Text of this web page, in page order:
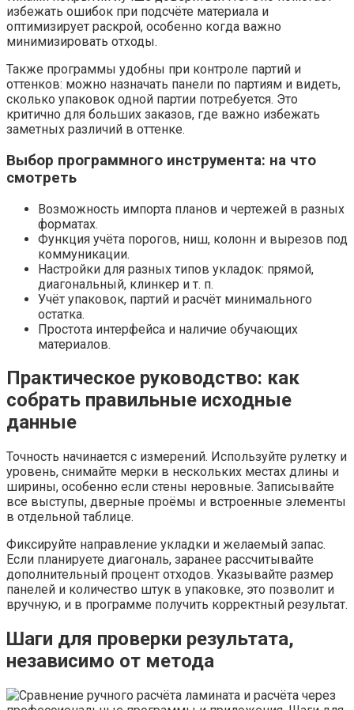
избежать ошибок при подсчёте материала и
оптимизирует раскрой, особенно когда важно
минимизировать отходы.
Также программы удобны при контроле партий и
оттенков: можно назначать панели по партиям и видеть,
сколько упаковок одной партии потребуется. Это
критично для больших заказов, где важно избежать
заметных различий в оттенке.
Выбор программного инструмента: на что
смотреть
Возможность импорта планов и чертежей в разных
форматах.
Функция учёта порогов, ниш, колонн и вырезов под
коммуникации.
Настройки для разных типов укладок: прямой,
диагональный, клинкер и т. п.
Учёт упаковок, партий и расчёт минимального
остатка.
Простота интерфейса и наличие обучающих
материалов.
Практическое руководство: как
собрать правильные исходные
данные
Точность начинается с измерений. Используйте рулетку и
уровень, снимайте мерки в нескольких местах длины и
ширины, особенно если стены неровные. Записывайте
все выступы, дверные проёмы и встроенные элементы
в отдельной таблице.
Фиксируйте направление укладки и желаемый запас.
Если планируете диагональ, заранее рассчитывайте
дополнительный процент отходов. Указывайте размер
панелей и количество штук в упаковке, это позволит и
вручную, и в программе получить корректный результат.
Шаги для проверки результата,
независимо от метода